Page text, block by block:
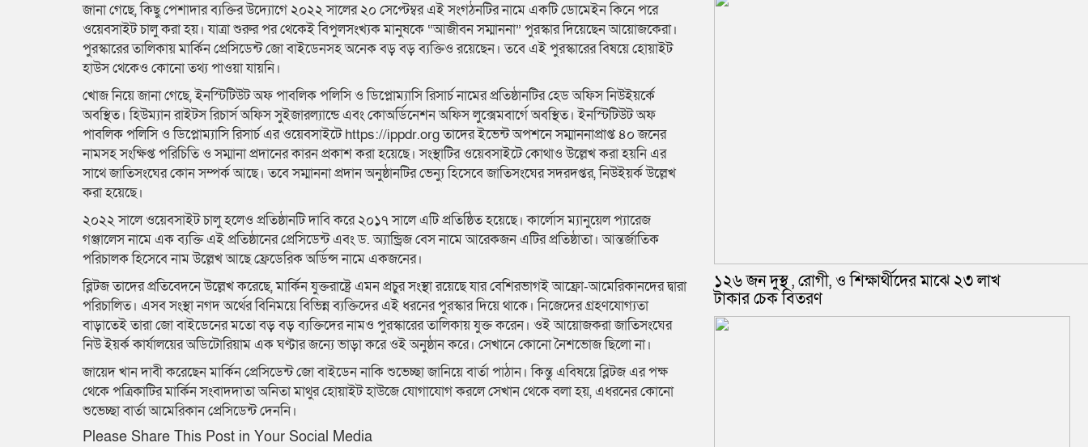
জানা গেছে, কিছু পেশাদার ব্যক্তির উদ্যোগে ২০২২ সালের ২০ সেপ্টেম্বর এই সংগঠনটির নামে একটি ডোমেইন কিনে পরে
ওয়েবসাইট চালু করা হয়। যাত্রা শুরুর পর থেকেই বিপুলসংখ্যক মানুষকে “আজীবন সম্মাননা” পুরস্কার দিয়েছেন আয়োজকেরা।
পুরস্কারের তালিকায় মার্কিন প্রেসিডেন্ট জো বাইডেনসহ অনেক বড় বড় ব্যক্তিও রয়েছেন। তবে এই পুরস্কারের বিষয়ে হোয়াইট
হাউস থেকেও কোনো তথ্য পাওয়া যায়নি।
খোজ নিয়ে জানা গেছে, ইনস্টিটিউট অফ পাবলিক পলিসি ও ডিপ্লোম্যাসি রিসার্চ নামের প্রতিষ্ঠানটির হেড অফিস নিউইয়র্কে
অবস্থিত। হিউম্যান রাইটস রিচার্স অফিস সুইজারল্যান্ডে এবং কোঅর্ডিনেশন অফিস লুক্সেমবার্গে অবস্থিত। ইনস্টিটিউট অফ
পাবলিক পলিসি ও ডিপ্লোম্যাসি রিসার্চ এর ওয়েবসাইটে https://ippdr.org তাদের ইভেন্ট অপশনে সম্মাননাপ্রাপ্ত ৪০ জনের
নামসহ সংক্ষিপ্ত পরিচিতি ও সম্মানা প্রদানের কারন প্রকাশ করা হয়েছে। সংস্থাটির ওয়েবসাইটে কোথাও উল্লেখ করা হয়নি এর
সাথে জাতিসংঘের কোন সম্পর্ক আছে। তবে সম্মাননা প্রদান অনুষ্ঠানটির ভেন্যু হিসেবে জাতিসংঘের সদরদপ্তর, নিউইয়র্ক উল্লেখ
করা হয়েছে।
২০২২ সালে ওয়েবসাইট চালু হলেও প্রতিষ্ঠানটি দাবি করে ২০১৭ সালে এটি প্রতিষ্ঠিত হয়েছে। কার্লোস ম্যানুয়েল প্যারেজ
গঞ্জালেস নামে এক ব্যক্তি এই প্রতিষ্ঠানের প্রেসিডেন্ট এবং ড. অ্যান্ড্রিজ বেস নামে আরেকজন এটির প্রতিষ্ঠাতা। আন্তর্জাতিক
পরিচালক হিসেবে নাম উল্লেখ আছে ফ্রেডেরিক অর্ডিন্স নামে একজনের।
ব্লিটজ তাদের প্রতিবেদনে উল্লেখ করেছে, মার্কিন যুক্তরাষ্ট্রে এমন প্রচুর সংস্থা রয়েছে যার বেশিরভাগই আফ্রো-আমেরিকানদের দ্বারা
পরিচালিত। এসব সংস্থা নগদ অর্থের বিনিময়ে বিভিন্ন ব্যক্তিদের এই ধরনের পুরস্কার দিয়ে থাকে। নিজেদের গ্রহণযোগ্যতা
বাড়াতেই তারা জো বাইডেনের মতো বড় বড় ব্যক্তিদের নামও পুরস্কারের তালিকায় যুক্ত করেন। ওই আয়োজকরা জাতিসংঘের
নিউ ইয়র্ক কার্যালয়ের অডিটোরিয়াম এক ঘণ্টার জন্যে ভাড়া করে ওই অনুষ্ঠান করে। সেখানে কোনো নৈশভোজ ছিলো না।
জায়েদ খান দাবী করেছেন মার্কিন প্রেসিডেন্ট জো বাইডেন নাকি শুভেচ্ছা জানিয়ে বার্তা পাঠান। কিন্তু এবিষয়ে ব্লিটজ এর পক্ষ
থেকে পত্রিকাটির মার্কিন সংবাদদাতা অনিতা মাথুর হোয়াইট হাউজে যোগাযোগ করলে সেখান থেকে বলা হয়, এধরনের কোনো
শুভেচ্ছা বার্তা আমেরিকান প্রেসিডেন্ট দেননি।
Please Share This Post in Your Social Media
১২৬ জন দুস্থ , রোগী, ও শিক্ষার্থীদের মাঝে ২৩ লাখ
টাকার চেক বিতরণ